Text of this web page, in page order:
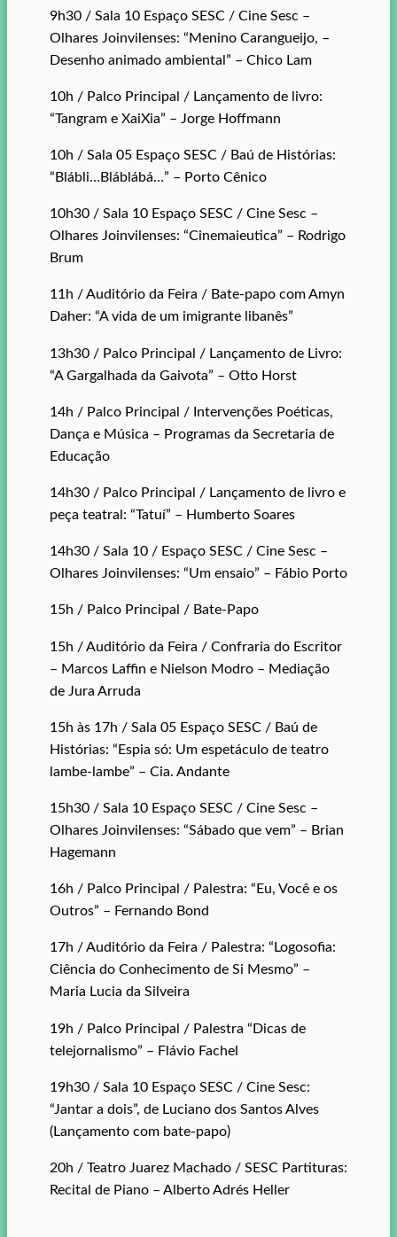
9h30 / Sala 10 Espaço SESC / Cine Sesc –
Olhares Joinvilenses: “Menino Carangueijo, –
Desenho animado ambiental” – Chico Lam
10h / Palco Principal / Lançamento de livro:
“Tangram e XaiXia” – Jorge Hoffmann
10h / Sala 05 Espaço SESC / Baú de Histórias:
“Blábli…Bláblábá…” – Porto Cênico
10h30 / Sala 10 Espaço SESC / Cine Sesc –
Olhares Joinvilenses: “Cinemaieutica” – Rodrigo
Brum
11h / Auditório da Feira / Bate-papo com Amyn
Daher: “A vida de um imigrante libanês”
13h30 / Palco Principal / Lançamento de Livro:
“A Gargalhada da Gaivota” – Otto Horst
14h / Palco Principal / Intervenções Poéticas,
Dança e Música – Programas da Secretaria de
Educação
14h30 / Palco Principal / Lançamento de livro e
peça teatral: “Tatuí” – Humberto Soares
14h30 / Sala 10 / Espaço SESC / Cine Sesc –
Olhares Joinvilenses: “Um ensaio” – Fábio Porto
15h / Palco Principal / Bate-Papo
15h / Auditório da Feira / Confraria do Escritor
– Marcos Laffin e Nielson Modro – Mediação
de Jura Arruda
15h às 17h / Sala 05 Espaço SESC / Baú de
Histórias: “Espia só: Um espetáculo de teatro
lambe-lambe” – Cia. Andante
15h30 / Sala 10 Espaço SESC / Cine Sesc –
Olhares Joinvilenses: “Sábado que vem” – Brian
Hagemann
16h / Palco Principal / Palestra: “Eu, Você e os
Outros” – Fernando Bond
17h / Auditório da Feira / Palestra: “Logosofia:
Ciência do Conhecimento de Si Mesmo” –
Maria Lucia da Silveira
19h / Palco Principal / Palestra “Dicas de
telejornalismo” – Flávio Fachel
19h30 / Sala 10 Espaço SESC / Cine Sesc:
“Jantar a dois”, de Luciano dos Santos Alves
(Lançamento com bate-papo)
20h / Teatro Juarez Machado / SESC Partituras:
Recital de Piano – Alberto Adrés Heller